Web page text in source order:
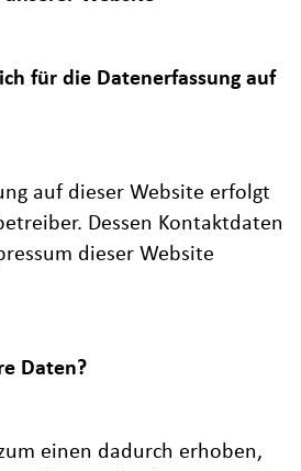
für die Datenerfassung auf
auf dieser Website erfolgt
Dessen Kontaktdaten
dieser Website
Daten?
einen dadurch erhoben,